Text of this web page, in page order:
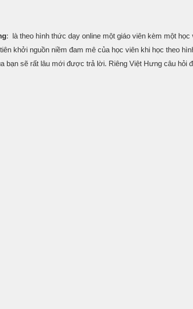
: là theo hình thức dạy online một giáo viên kèm một
khởi nguồn niềm đam mê của học viên khi học theo
bạn sẽ rất lâu mới được trả lời. Riêng Việt Hưng câu hỏi